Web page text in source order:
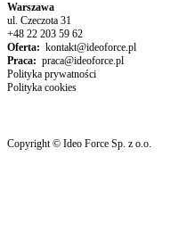
Warszawa
ul. Czeczota 31
+48 22 203 59 62
Oferta: kontakt@ideoforce.pl
Praca: praca@ideoforce.pl
Polityka prywatności
Polityka cookies
Copyright © Ideo Force Sp. z o.o.